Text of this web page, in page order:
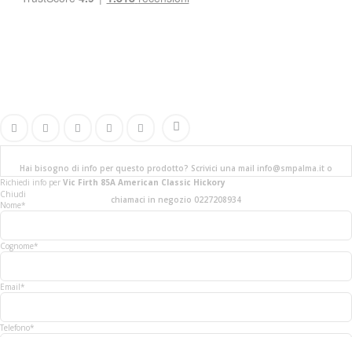
Hai bisogno di info per questo prodotto? Scrivici una mail info@smpalma.it o
chiamaci in negozio 0227208934
Richiedi info per Vic Firth 85A American Classic Hickory
Chiudi
Nome*
Cognome*
Email*
Telefono*